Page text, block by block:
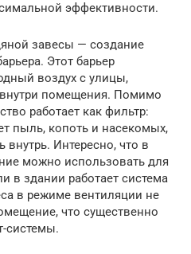
эффективности.
завесы — создание
Этот барьер
воздух с улицы,
помещения. Помимо
работает как фильтр:
пыль, копоть и насекомых,
Интересно, что в
можно использовать для
в здании работает система
в режиме вентиляции не
что существенно
системы.